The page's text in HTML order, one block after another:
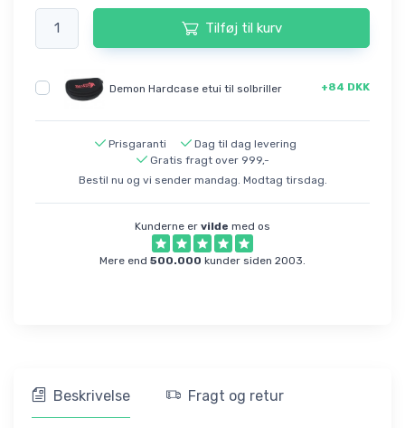
Tilføj til kurv
Demon Hardcase etui til solbriller +84 DKK
Prisgaranti
Dag til dag levering
Gratis fragt over 999,-
Bestil nu og vi sender mandag. Modtag tirsdag.
Kunderne er vilde med os
Mere end 500.000 kunder siden 2003.
Beskrivelse Fragt og retur